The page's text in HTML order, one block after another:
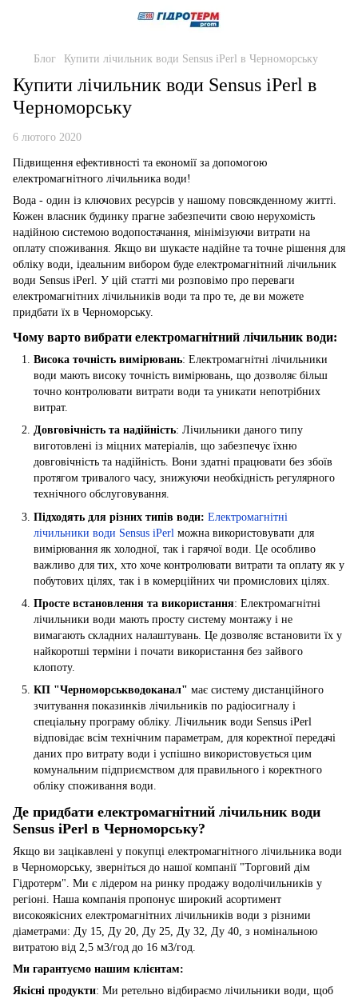
Блог Купити лічильник води Sensus iPerl в Черноморську
Купити лічильник води Sensus iPerl в
Черноморську
6 лютого 2020
Підвищення ефективності та економії за допомогою
електромагнітного лічильника води!
Вода - один із ключових ресурсів у нашому повсякденному житті.
Кожен власник будинку прагне забезпечити свою нерухомість
надійною системою водопостачання, мінімізуючи витрати на
оплату споживання. Якщо ви шукаєте надійне та точне рішення для
обліку води, ідеальним вибором буде електромагнітний лічильник
води Sensus iPerl. У цій статті ми розповімо про переваги
електромагнітних лічильників води та про те, де ви можете
придбати їх в Черноморську.
Чому варто вибрати електромагнітний лічильник води:
Висока точність вимірювань: Електромагнітні лічильники
води мають високу точність вимірювань, що дозволяє більш
точно контролювати витрати води та уникати непотрібних
витрат.
Довговічність та надійність: Лічильники даного типу
виготовлені із міцних матеріалів, що забезпечує їхню
довговічність та надійність. Вони здатні працювати без збоїв
протягом тривалого часу, знижуючи необхідність регулярного
технічного обслуговування.
Підходять для різних типів води: Електромагнітні
лічильники води Sensus iPerl можна використовувати для
вимірювання як холодної, так і гарячої води. Це особливо
важливо для тих, хто хоче контролювати витрати та оплату як у
побутових цілях, так і в комерційних чи промислових цілях.
Просте встановлення та використання: Електромагнітні
лічильники води мають просту систему монтажу і не
вимагають складних налаштувань. Це дозволяє встановити їх у
найкоротші терміни і почати використання без зайвого
клопоту.
КП "Черноморськводоканал" має систему дистанційного
зчитування показинків лічильників по радіосигналу і
спеціальну програму обліку. Лічильник води Sensus iPerl
відповідає всім технічним параметрам, для коректної передачі
даних про витрату води і успішно використовується цим
комунальним підприємством для правильного і коректного
обліку споживання води.
Де придбати електромагнітний лічильник води
Sensus iPerl в Черноморську?
Якщо ви зацікавлені у покупці електромагнітного лічильника води
в Черноморську, зверніться до нашої компанії "Торговий дім
Гідротерм". Ми є лідером на ринку продажу водолічильників у
регіоні. Наша компанія пропонує широкий асортимент
високоякісних електромагнітних лічильників води з різними
діаметрами: Ду 15, Ду 20, Ду 25, Ду 32, Ду 40, з номінальною
витратою від 2,5 м3/год до 16 м3/год.
Ми гарантуємо нашим клієнтам:
Якісні продукти: Ми ретельно відбираємо лічильники води, щоб